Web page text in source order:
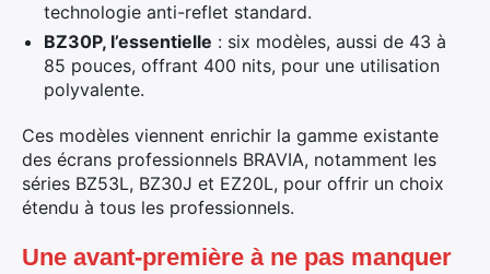
technologie anti-reflet standard.
BZ30P, l’essentielle : six modèles, aussi de 43 à
85 pouces, offrant 400 nits, pour une utilisation
polyvalente.
Ces modèles viennent enrichir la gamme existante
des écrans professionnels BRAVIA, notamment les
séries BZ53L, BZ30J et EZ20L, pour offrir un choix
étendu à tous les professionnels.
Une avant-première à ne pas manquer